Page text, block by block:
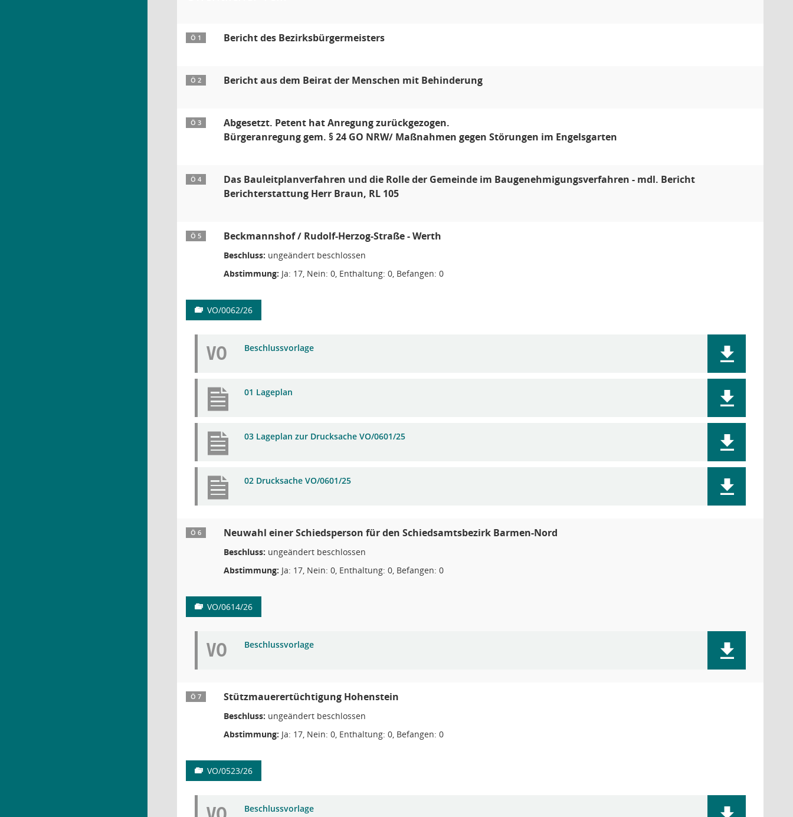
Ö 1 Bericht des Bezirksbürgermeisters
Ö 2 Bericht aus dem Beirat der Menschen mit Behinderung
Ö 3
Abgesetzt. Petent hat Anregung zurückgezogen.
Bürgeranregung gem. § 24 GO NRW/ Maßnahmen gegen Störungen im Engelsgarten
Ö 4
Das Bauleitplanverfahren und die Rolle der Gemeinde im Baugenehmigungsverfahren - mdl. Bericht
Berichterstattung Herr Braun, RL 105
Ö 5 Beckmannshof / Rudolf-Herzog-Straße - Werth
Beschluss: ungeändert beschlossen
Abstimmung: Ja: 17, Nein: 0, Enthaltung: 0, Befangen: 0
VO/0062/26
VO Beschlussvorlage
01 Lageplan
03 Lageplan zur Drucksache VO/0601/25
02 Drucksache VO/0601/25
Ö 6 Neuwahl einer Schiedsperson für den Schiedsamtsbezirk Barmen-Nord
Beschluss: ungeändert beschlossen
Abstimmung: Ja: 17, Nein: 0, Enthaltung: 0, Befangen: 0
VO/0614/26
VO Beschlussvorlage
Ö 7 Stützmauerertüchtigung Hohenstein
Beschluss: ungeändert beschlossen
Abstimmung: Ja: 17, Nein: 0, Enthaltung: 0, Befangen: 0
VO/0523/26
Beschlussvorlage